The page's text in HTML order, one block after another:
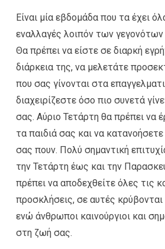
Είναι μία εβδομάδα που τα έχει
εναλλαγές λοιπόν των γεγονότων
Θα πρέπει να είστε σε διαρκή
διάρκεια της, να μελετάτε
που σας γίνονται στα
διαχειρίζεστε όσο πιο συνετά
σας. Αύριο Τετάρτη θα πρέπει να
τα παιδιά σας και να
σας πουν. Πολύ σημαντική
την Τετάρτη έως και την
πρέπει να αποδεχθείτε όλες τις
προσκλήσεις, σε αυτές κρύβονται
ενώ άνθρωποι καινούργιοι και
στη ζωή σας.